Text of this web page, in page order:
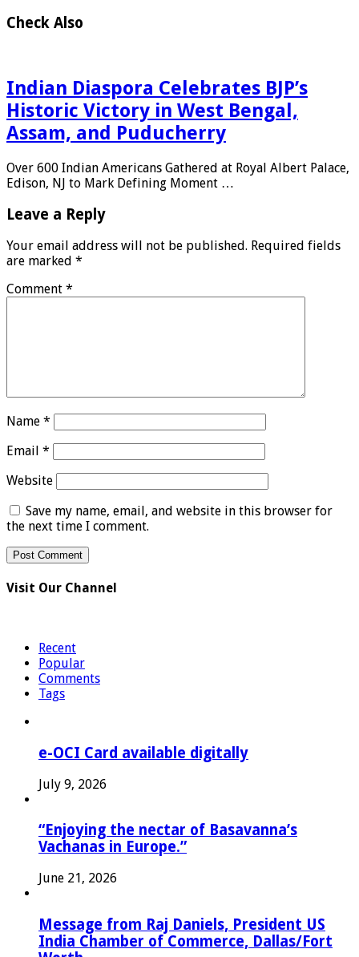
Check Also
Indian Diaspora Celebrates BJP’s
Historic Victory in West Bengal,
Assam, and Puducherry
Over 600 Indian Americans Gathered at Royal Albert Palace,
Edison, NJ to Mark Defining Moment …
Leave a Reply
Your email address will not be published. Required fields
are marked *
Comment *
Name *
Email *
Website
Save my name, email, and website in this browser for
the next time I comment.
Visit Our Channel
Recent
Popular
Comments
Tags
e-OCI Card available digitally
July 9, 2026
“Enjoying the nectar of Basavanna’s
Vachanas in Europe.”
June 21, 2026
Message from Raj Daniels, President US
India Chamber of Commerce, Dallas/Fort